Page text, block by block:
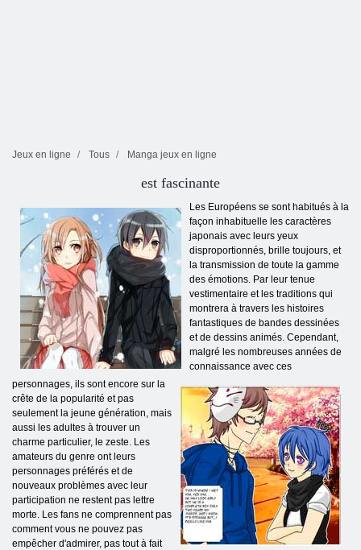
Jeux en ligne Tous Manga jeux en ligne
est fascinante
Les Européens se sont habitués à la
façon inhabituelle les caractères
japonais avec leurs yeux
disproportionnés, brille toujours, et
la transmission de toute la gamme
des émotions. Par leur tenue
vestimentaire et les traditions qui
montrera à travers les histoires
fantastiques de bandes dessinées
et de dessins animés. Cependant,
malgré les nombreuses années de
connaissance avec ces
personnages, ils sont encore sur la
crête de la popularité et pas
seulement la jeune génération, mais
aussi les adultes à trouver un
charme particulier, le zeste. Les
amateurs du genre ont leurs
personnages préférés et de
nouveaux problèmes avec leur
participation ne restent pas lettre
morte. Les fans ne comprennent pas
comment vous ne pouvez pas
empêcher d'admirer, pas tout à fait